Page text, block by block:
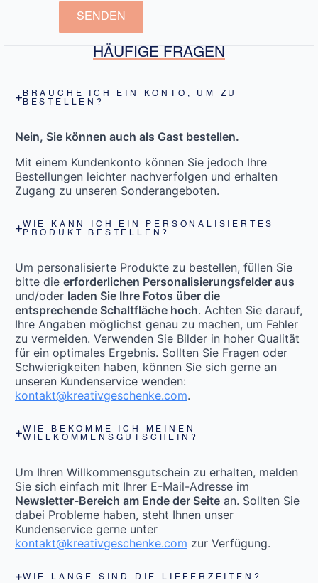
SENDEN
HÄUFIGE FRAGEN
BRAUCHE ICH EIN KONTO, UM ZU
BESTELLEN?
Nein, Sie können auch als Gast bestellen.
Mit einem Kundenkonto können Sie jedoch Ihre
Bestellungen leichter nachverfolgen und erhalten
Zugang zu unseren Sonderangeboten.
WIE KANN ICH EIN PERSONALISIERTES
PRODUKT BESTELLEN?
Um personalisierte Produkte zu bestellen, füllen Sie
bitte die erforderlichen Personalisierungsfelder aus
und/oder laden Sie Ihre Fotos über die
entsprechende Schaltfläche hoch. Achten Sie darauf,
Ihre Angaben möglichst genau zu machen, um Fehler
zu vermeiden. Verwenden Sie Bilder in hoher Qualität
für ein optimales Ergebnis. Sollten Sie Fragen oder
Schwierigkeiten haben, können Sie sich gerne an
unseren Kundenservice wenden:
kontakt@kreativgeschenke.com.
WIE BEKOMME ICH MEINEN
WILLKOMMENSGUTSCHEIN?
Um Ihren Willkommensgutschein zu erhalten, melden
Sie sich einfach mit Ihrer E-Mail-Adresse im
Newsletter-Bereich am Ende der Seite an. Sollten Sie
dabei Probleme haben, steht Ihnen unser
Kundenservice gerne unter
kontakt@kreativgeschenke.com zur Verfügung.
WIE LANGE SIND DIE LIEFERZEITEN?